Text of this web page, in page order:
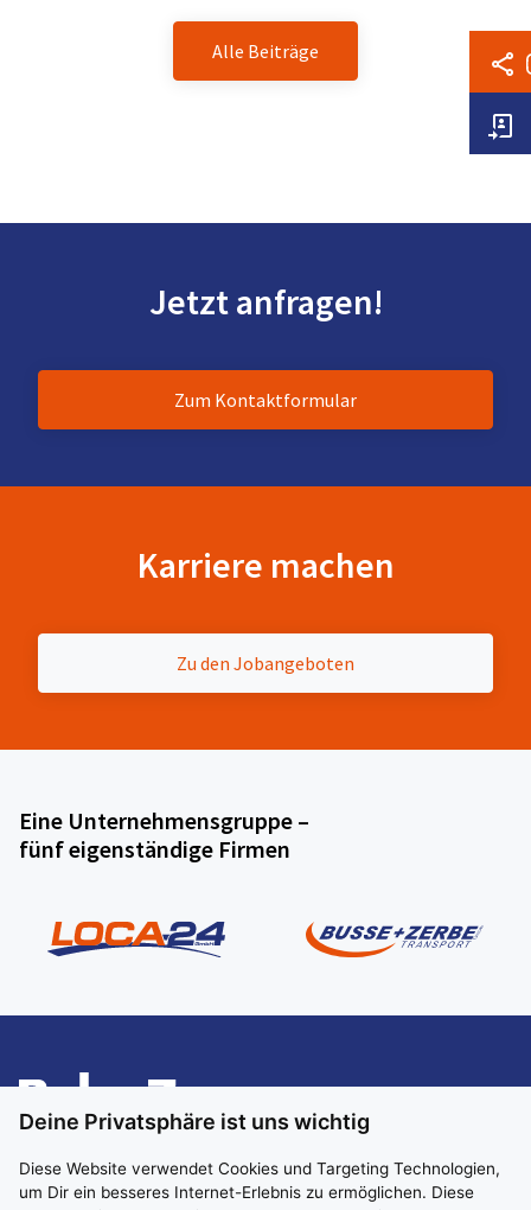
Deine Privatsphäre ist uns wichtig
Diese Website verwendet Cookies und Targeting Technologien,
um Dir ein besseres Internet-Erlebnis zu ermöglichen. Diese
Alle Beiträge
Jetzt anfragen!
Zum Kontaktformular
Karriere machen
Zu den Jobangeboten
Eine Unternehmensgruppe –
fünf eigenständige Firmen